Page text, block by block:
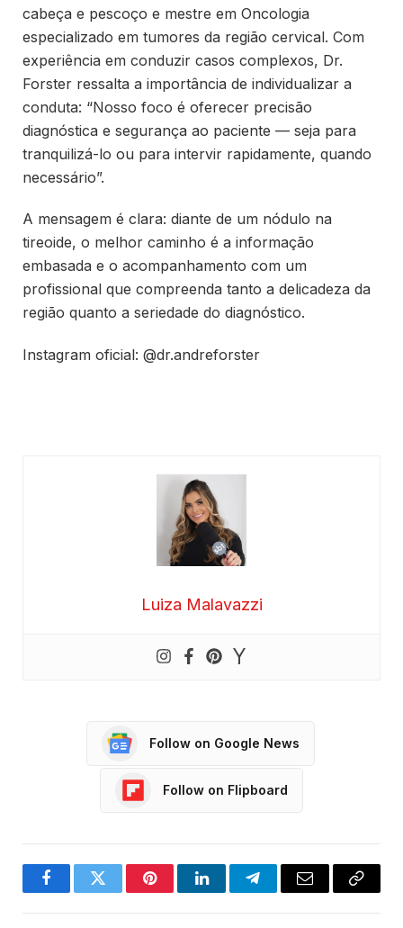
cabeça e pescoço e mestre em Oncologia
especializado em tumores da região cervical. Com
experiência em conduzir casos complexos, Dr.
Forster ressalta a importância de individualizar a
conduta: “Nosso foco é oferecer precisão
diagnóstica e segurança ao paciente — seja para
tranquilizá-lo ou para intervir rapidamente, quando
necessário”.
A mensagem é clara: diante de um nódulo na
tireoide, o melhor caminho é a informação
embasada e o acompanhamento com um
profissional que compreenda tanto a delicadeza da
região quanto a seriedade do diagnóstico.
Instagram oficial: @dr.andreforster
Luiza Malavazzi
Follow on Google News
Follow on Flipboard
FacebookTwitter PinterestLinkedInTelegramEmail
Copy